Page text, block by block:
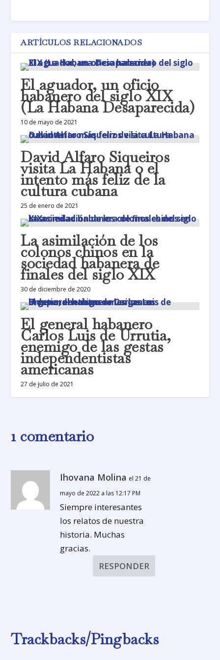
ARTÍCULOS RELACIONADOS
El aguador, un oficio
habanero del siglo XIX
(La Habana Desaparecida)
10 de mayo de 2021
David Alfaro Siqueiros
visita La Habana o el
intento más feliz de la
cultura cubana
25 de enero de 2021
La asimilación de los
colonos chinos en la
sociedad habanera de
finales del siglo XIX
30 de diciembre de 2020
El general habanero
Carlos Luis de Urrutia,
enemigo de las gestas
independentistas
americanas
27 de julio de 2021
1 comentario
Ihovana Molina el 21 de
mayo de 2022 a las 12:17 PM
Siempre interesantes
los relatos de nuestra
historia. Muchas
gracias.
RESPONDER
Trackbacks/Pingbacks